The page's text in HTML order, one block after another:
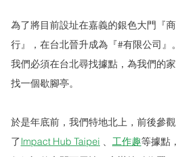
為了將目前設址在嘉義的銀色大門『商
行』，在台北晉升成為『#有限公司』。
我們必須在台北尋找據點，為我們的家
找一個歇腳亭。
於是年底前，我們特地北上，前後參觀
了Impact Hub Taipei 、 工作趣等據點，